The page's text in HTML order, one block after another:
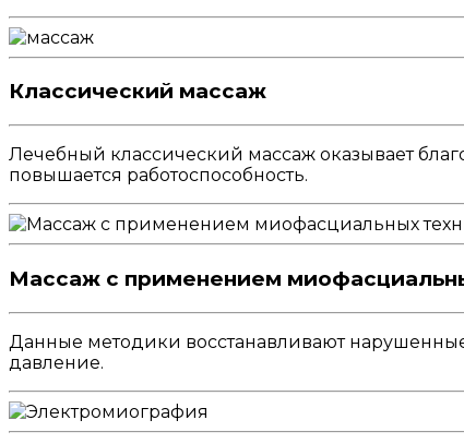
Классический массаж
Лечебный классический массаж оказывает
повышается работоспособность.
Массаж с применением
Данные методики восстанавливают
давление.